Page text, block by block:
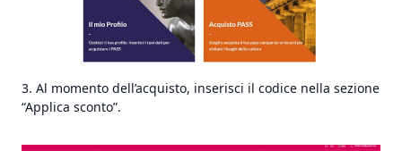
3. Al momento dell’acquisto, inserisci il codice nella sezione
“Applica sconto”.